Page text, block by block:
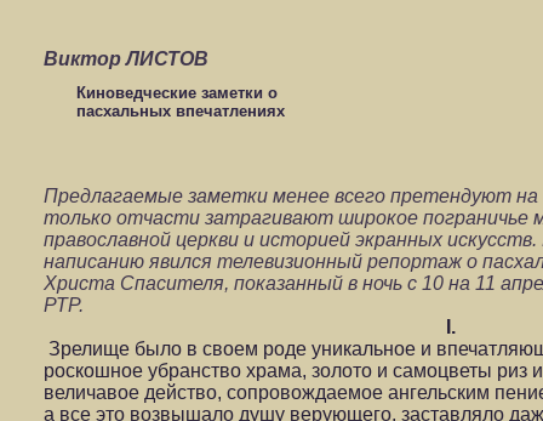
Виктор ЛИСТОВ
Киноведческие заметки о
пасхальных впечатлениях
Предлагаемые заметки менее всего претендуют
только отчасти затрагивают широкое пограничье
православной церкви и историей экранных
написанию явился телевизионный репортаж о
Христа Спасителя, показанный в ночь с 10 на 11
РТР.
I.
Зрелище было в своем роде уникальное и
роскошное убранство храма, золото и самоцветы риз
величавое действо, сопровождаемое ангельским
а все это возвышало душу верующего, заставляло